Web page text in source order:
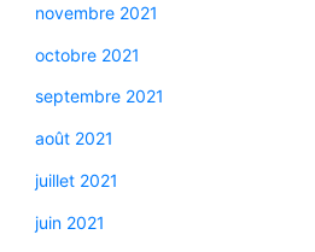
novembre 2021
octobre 2021
septembre 2021
août 2021
juillet 2021
juin 2021